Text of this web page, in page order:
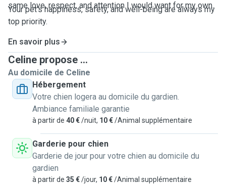
same love, respect, and attention I would want for my own.
Your pet’s happiness, safety, and well-being are always my
top priority.
En savoir plus
Celine propose ...
Au domicile de Celine
Hébergement
Votre chien logera au domicile du gardien.
Ambiance familiale garantie
à partir de 40 €/nuit, 10 €/Animal supplémentaire
Garderie pour chien
Garderie de jour pour votre chien au domicile du
gardien
à partir de 35 €/jour, 10 €/Animal supplémentaire